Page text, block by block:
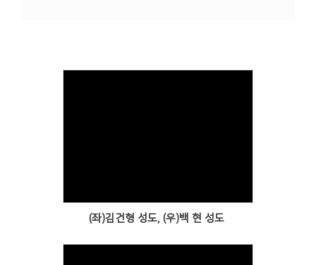
(좌)김건형 성도, (우)백 현 성도